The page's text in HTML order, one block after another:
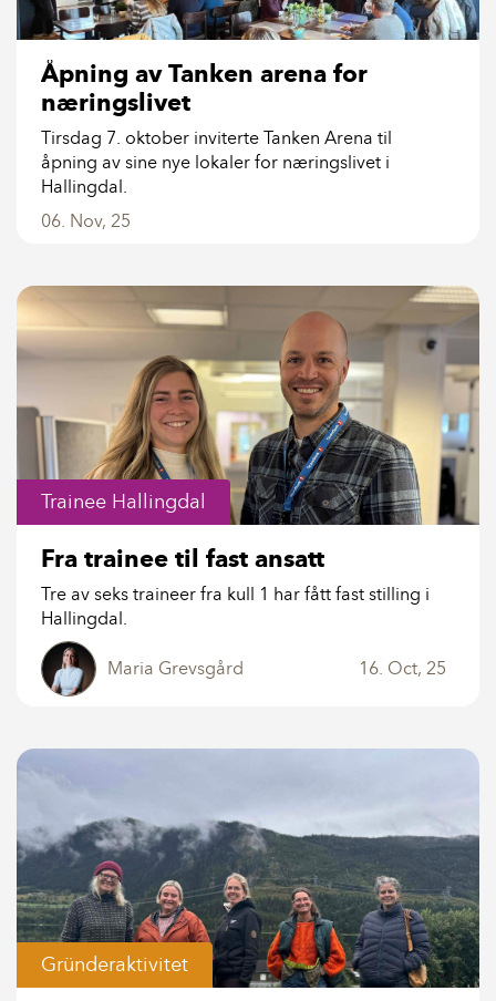
Åpning av Tanken arena for
næringslivet
Tirsdag 7. oktober inviterte Tanken Arena til
åpning av sine nye lokaler for næringslivet i
Hallingdal.
06. Nov, 25
Trainee Hallingdal
Fra trainee til fast ansatt
Tre av seks traineer fra kull 1 har fått fast stilling i
Hallingdal.
Maria Grevsgård 16. Oct, 25
Gründeraktivitet